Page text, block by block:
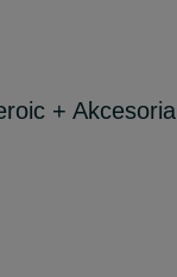
+ Akcesoria